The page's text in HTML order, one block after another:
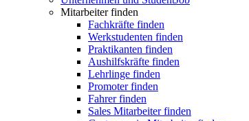
Mitarbeiter finden
Fachkräfte finden
Werkstudenten finden
Praktikanten finden
Aushilfskräfte finden
Lehrlinge finden
Promoter finden
Fahrer finden
Sales Mitarbeiter finden